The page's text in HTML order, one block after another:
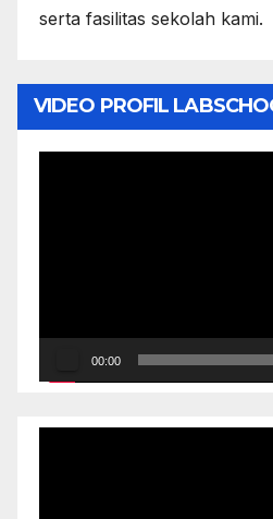
serta fasilitas sekolah kami.
VIDEO PROFIL
00:00